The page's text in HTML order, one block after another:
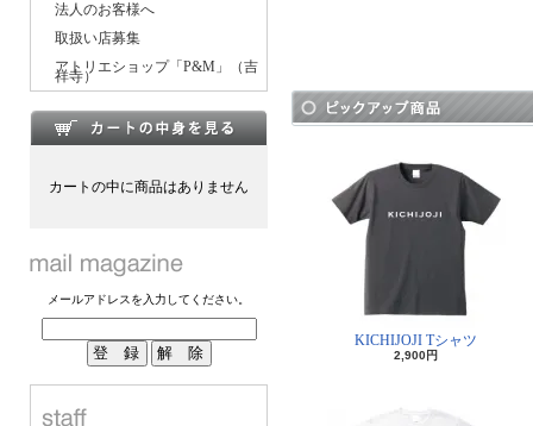
法人のお客様へ
取扱い店募集
アトリエショップ「P&M」（吉
祥寺）
カートの中に商品はありません
メールアドレスを入力してください。
KICHIJOJI Tシャツ
2,900円